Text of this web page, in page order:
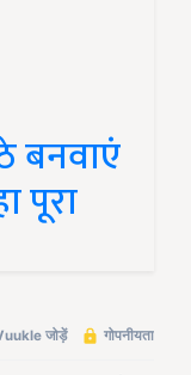
बनवाएं
पूरा